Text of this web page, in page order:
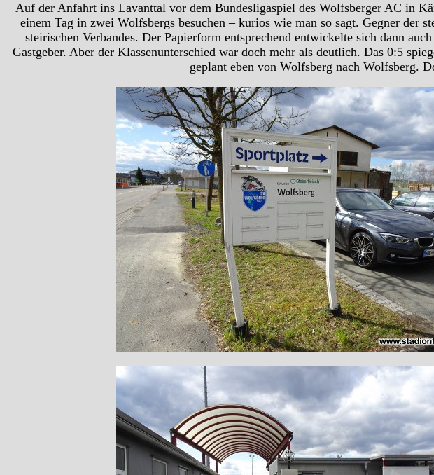
Auf der Anfahrt ins Lavanttal vor dem Bundesligaspiel des Wolfsberger AC in
einem Tag in zwei Wolfsbergs besuchen – kurios wie man so sagt. Gegner der
steirischen Verbandes. Der Papierform entsprechend entwickelte sich dann
Gastgeber. Aber der Klassenunterschied war doch mehr als deutlich. Das 0:5
geplant eben von Wolfsberg nach Wolfsberg.